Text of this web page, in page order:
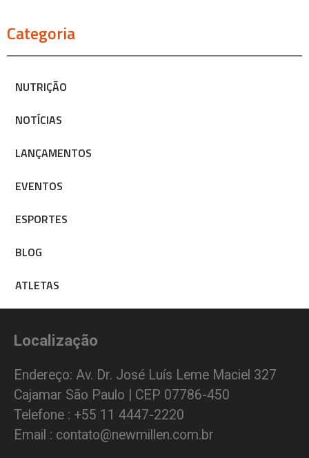
Categoria
NUTRIÇÃO
NOTÍCIAS
LANÇAMENTOS
EVENTOS
ESPORTES
BLOG
ATLETAS
Localização
Endereço: Av. Dr. José Luís Leme Maciel 327
Cajamar São Paulo | CEP 07786-450
Telefone : +55 11 4447-2220
Email : contato@newmillen.com.br